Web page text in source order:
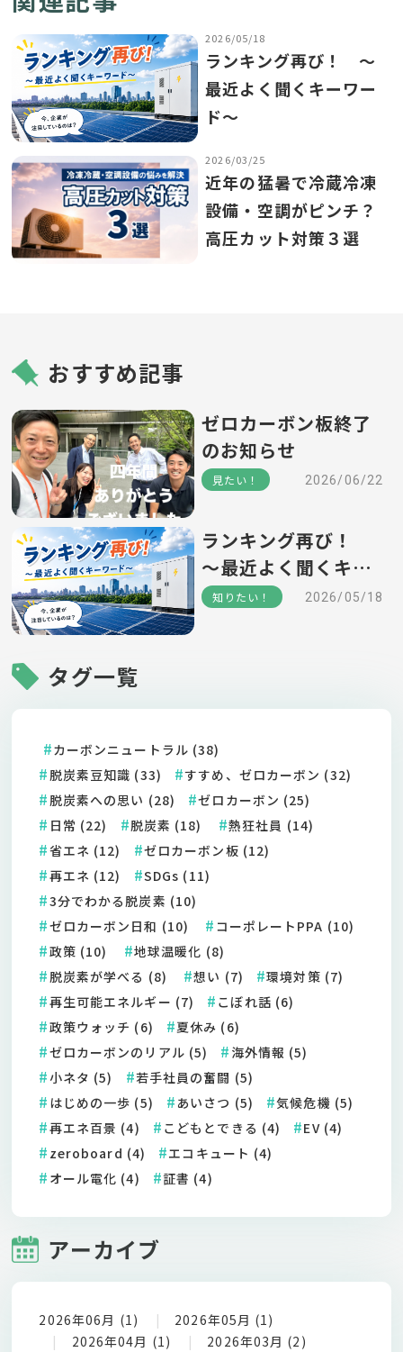
2026/05/18
ランキング再び！ ～
最近よく聞くキーワー
ド～
2026/03/25
近年の猛暑で冷蔵冷凍
設備・空調がピンチ？
高圧カット対策３選
おすすめ記事
ゼロカーボン板終了
のお知らせ
見たい！ 2026/06/22
ランキング再び！
～最近よく聞くキー
ワード～
知りたい！ 2026/05/18
タグ一覧
カーボンニュートラル (38)
脱炭素豆知識 (33)
すすめ、ゼロカーボン (32)
脱炭素への思い (28)
ゼロカーボン (25)
日常 (22)
脱炭素 (18)
熱狂社員 (14)
省エネ (12)
ゼロカーボン板 (12)
再エネ (12)
SDGs (11)
3分でわかる脱炭素 (10)
ゼロカーボン日和 (10)
コーポレートPPA (10)
政策 (10)
地球温暖化 (8)
脱炭素が学べる (8)
想い (7)
環境対策 (7)
再生可能エネルギー (7)
こぼれ話 (6)
政策ウォッチ (6)
夏休み (6)
ゼロカーボンのリアル (5)
海外情報 (5)
小ネタ (5)
若手社員の奮闘 (5)
はじめの一歩 (5)
あいさつ (5)
気候危機 (5)
再エネ百景 (4)
こどもとできる (4)
EV (4)
zeroboard (4)
エコキュート (4)
オール電化 (4)
証書 (4)
アーカイブ
2026年06月 (1)
2026年05月 (1)
2026年04月 (1)
2026年03月 (2)